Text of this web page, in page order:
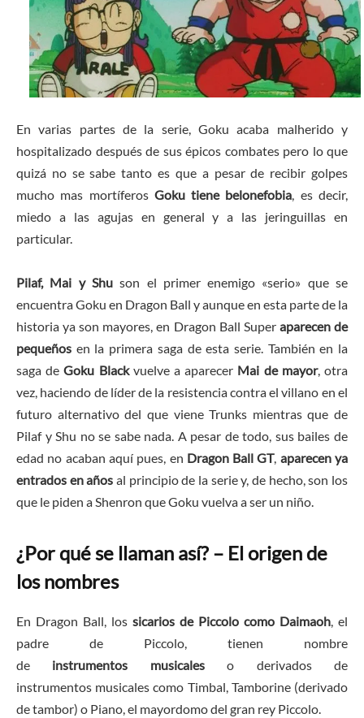
En varias partes de la serie, Goku acaba malherido y
hospitalizado después de sus épicos combates pero lo que
quizá no se sabe tanto es que a pesar de recibir golpes
mucho mas mortíferos Goku tiene belonefobia, es decir,
miedo a las agujas en general y a las jeringuillas en
particular.
Pilaf, Mai y Shuson el primer enemigo «serio» que se
encuentra Goku en Dragon Ball y aunque en esta parte de la
historia ya son mayores, en Dragon Ball Super aparecen de
pequeños en la primera saga de esta serie. También en la
saga deGoku Blackvuelve a aparecer Mai de mayor, otra
vez, haciendo de líder de la resistencia contra el villano en el
futuro alternativo del que viene Trunks mientras que de
Pilaf y Shu no se sabe nada. A pesar de todo, sus bailes de
edad no acaban aquí pues, en Dragon Ball GT, aparecen ya
entrados en años al principio de la serie y, de hecho, son los
que le piden a Shenron que Goku vuelva a ser un niño.
¿Por qué se llaman así? – El origen de
los nombres
En Dragon Ball, los sicarios de Piccolo como Daimaoh, el
padre de Piccolo, tienen nombre
de instrumentos musicaleso derivados de
instrumentos musicales como Timbal, Tamborine (derivado
de tambor) o Piano, el mayordomo del gran rey Piccolo.